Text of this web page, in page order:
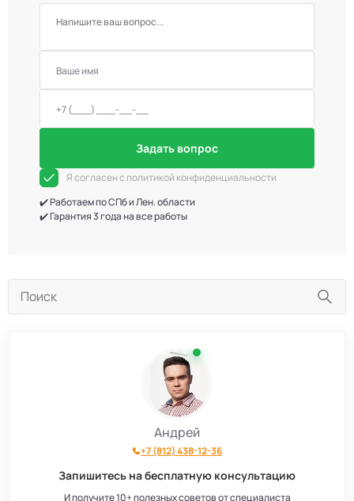
Андрей
+7 (812) 438-12-36
Запишитесь на бесплатную консультацию
И получите 10+ полезных советов от специалиста
Задать вопрос
Я согласен с политикой конфиденциальности
✔️ Работаем по СПб и Лен. области
✔️ Гарантия 3 года на все работы